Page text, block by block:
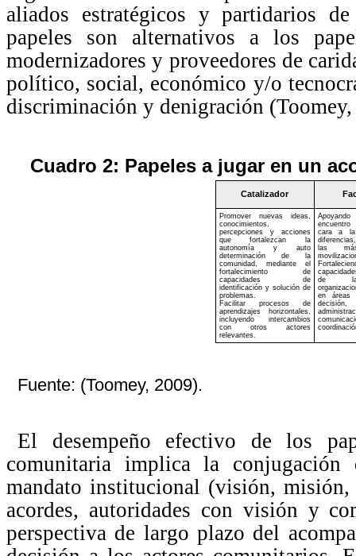
aliados estratégicos y partidarios
papeles son alternativos a los
modernizadores y proveedores de
político, social, económico y/o
discriminación y denigración
Cuadro 2: Papeles a jugar en un
Catalizador
Promover nuevas ideas,
conocimientos,
percepciones y acciones
que fortalezcan la
autonomía y auto
determinación de la
comunidad, mediante el
fortalecimiento de
capacidades de
identificación y solución de
problemas.
Facilitar procesos de
aprendizajes horizontales,
incluyendo intercambios
con otros actores
relevantes.
encuentro
cara a la
las
de
en áreas
Fuente: (Toomey, 2009).
El desempeño efectivo de los
comunitaria implica la conjugación
mandato institucional (visión, misión,
acordes, autoridades con visión y
perspectiva de largo plazo del